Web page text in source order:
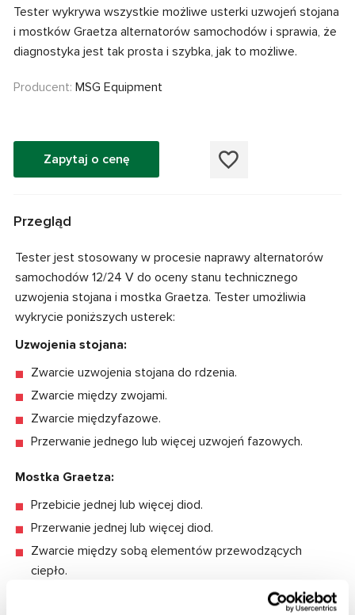
Tester wykrywa wszystkie możliwe usterki uzwojeń stojana
i mostków Graetza alternatorów samochodów i sprawia, że
diagnostyka jest tak prosta i szybka, jak to możliwe.
Producent: MSG Equipment
Zapytaj o cenę
Przegląd
Tester jest stosowany w procesie naprawy alternatorów
samochodów 12/24 V do oceny stanu technicznego
uzwojenia stojana i mostka Graetza. Tester umożliwia
wykrycie poniższych usterek:
Uzwojenia stojana:
Zwarcie uzwojenia stojana do rdzenia.
Zwarcie między zwojami.
Zwarcie międzyfazowe.
Przerwanie jednego lub więcej uzwojeń fazowych.
Mostka Graetza:
Przebicie jednej lub więcej diod.
Przerwanie jednej lub więcej diod.
Zwarcie między sobą elementów przewodzących
ciepło.